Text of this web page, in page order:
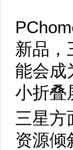
新品，
能会成
小折叠
三星方
资源倾